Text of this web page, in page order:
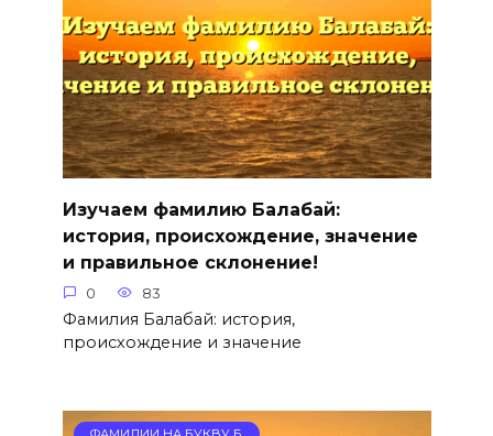
Изучаем фамилию Балабай:
история, происхождение, значение
и правильное склонение!
0 83
Фамилия Балабай: история,
происхождение и значение